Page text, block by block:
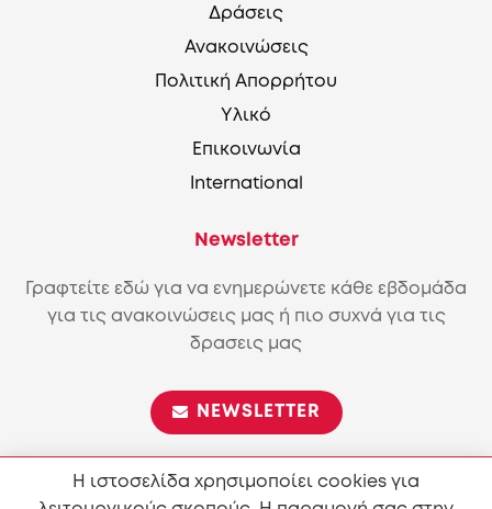
Δράσεις
Ανακοινώσεις
Πολιτική Απορρήτου
Υλικό
Επικοινωνία
International
Newsletter
Γραφτείτε εδώ για να ενημερώνετε κάθε εβδομάδα
για τις ανακοινώσεις μας ή πιο συχνά για τις
δρασεις μας
NEWSLETTER
Η ιστοσελίδα χρησιμοποίει cookies για